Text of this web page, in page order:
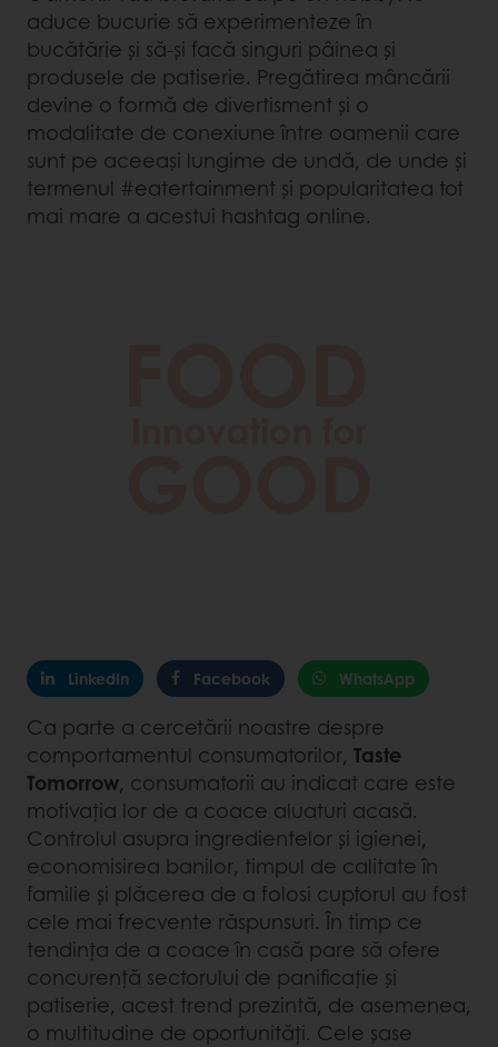
aduce bucurie să experimenteze în
bucătărie și să-și facă singuri pâinea și
produsele de patiserie. Pregătirea mâncării
devine o formă de divertisment și o
modalitate de conexiune între oamenii care
sunt pe aceeași lungime de undă, de unde și
termenul #eatertainment și popularitatea tot
mai mare a acestui hashtag online.
LinkedIn Facebook WhatsApp
Ca parte a cercetării noastre despre
comportamentul consumatorilor, Taste
Tomorrow, consumatorii au indicat care este
motivația lor de a coace aluaturi acasă.
Controlul asupra ingredientelor și igienei,
economisirea banilor, timpul de calitate în
familie și plăcerea de a folosi cuptorul au fost
cele mai frecvente răspunsuri. În timp ce
tendința de a coace în casă pare să ofere
concurență sectorului de panificație și
patiserie, acest trend prezintă, de asemenea,
o multitudine de oportunități. Cele șase